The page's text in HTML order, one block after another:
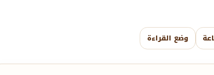
وضع القراءة